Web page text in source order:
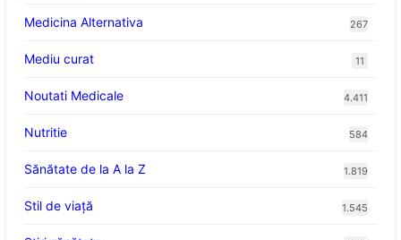
Medicina Alternativa 267
Mediu curat 11
Noutati Medicale 4.411
Nutritie 584
Sănătate de la A la Z 1.819
Stil de viaţă 1.545